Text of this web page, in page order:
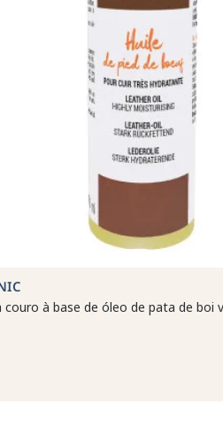
couro à base de óleo de pata de boi